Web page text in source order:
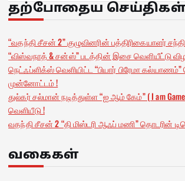
தற்போதைய செய்திகள்
“வதந்தி சீசன் 2” குழுவினரின் பத்திரிகையாளர்
“விஸ்வநாத் & சன்ஸ்” படத்தின் இசை வெளியீட்டு
நெட்ஃப்ளிக்ஸ் வெளியிட்ட “பியார் பிரேமா
முன்னோட்டம் !
துல்கர் சல்மான் நடித்துள்ள “ஐ ஆம் கேம்” ( I am
வெளியீடு !
வதந்தி சீசன் 2 “தி மிஸ்டரி ஆஃப் மணி” தொடரின்
வகைகள்